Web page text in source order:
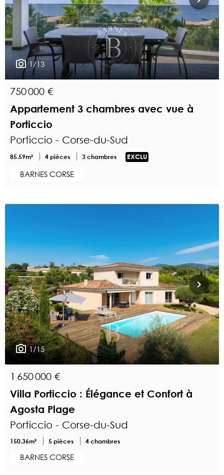
1/13
750 000 €
Appartement 3 chambres avec vue à
Porticcio
Porticcio - Corse-du-Sud
85.59m² 4 pièces 3 chambres EXCLU
BARNES CORSE
1/15
1 650 000 €
Villa Porticcio : Élégance et Confort à
Agosta Plage
Porticcio - Corse-du-Sud
150.36m² 5 pièces 4 chambres
BARNES CORSE